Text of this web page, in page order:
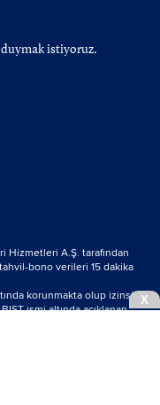
istiyoruz.
Hizmetleri A.Ş. tarafından
bono verileri 15 dakika
korunmakta olup izinsiz
ismi altında açıklanan
X